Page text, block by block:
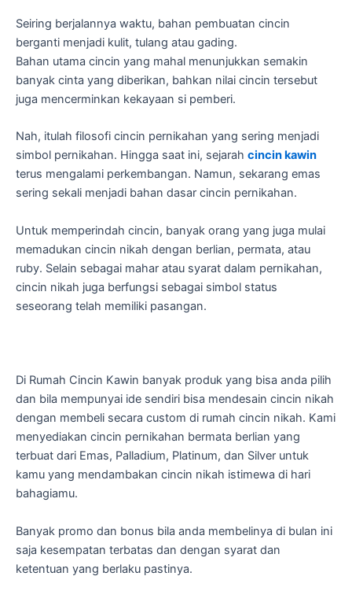
Seiring berjalannya waktu, bahan pembuatan cincin
berganti menjadi kulit, tulang atau gading.
Bahan utama cincin yang mahal menunjukkan semakin
banyak cinta yang diberikan, bahkan nilai cincin tersebut
juga mencerminkan kekayaan si pemberi.
Nah, itulah filosofi cincin pernikahan yang sering menjadi
simbol pernikahan. Hingga saat ini, sejarah cincin kawin
terus mengalami perkembangan. Namun, sekarang emas
sering sekali menjadi bahan dasar cincin pernikahan.
Untuk memperindah cincin, banyak orang yang juga mulai
memadukan cincin nikah dengan berlian, permata, atau
ruby. Selain sebagai mahar atau syarat dalam pernikahan,
cincin nikah juga berfungsi sebagai simbol status
seseorang telah memiliki pasangan.
Di Rumah Cincin Kawin banyak produk yang bisa anda pilih
dan bila mempunyai ide sendiri bisa mendesain cincin nikah
dengan membeli secara custom di rumah cincin nikah. Kami
menyediakan cincin pernikahan bermata berlian yang
terbuat dari Emas, Palladium, Platinum, dan Silver untuk
kamu yang mendambakan cincin nikah istimewa di hari
bahagiamu.
Banyak promo dan bonus bila anda membelinya di bulan ini
saja kesempatan terbatas dan dengan syarat dan
ketentuan yang berlaku pastinya.